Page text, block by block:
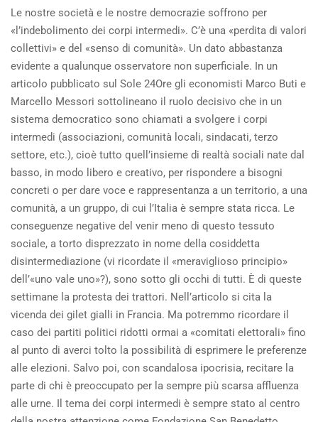
NOSTRO
GRANDE
AMICO
PAOLO
FUMAGALLI
Le nostre società e le nostre democrazie soffrono per
«l’indebolimento dei corpi intermedi». C’è una «perdita di valori
collettivi» e del «senso di comunità». Un dato abbastanza
evidente a qualunque osservatore non superficiale. In un
articolo pubblicato sul Sole 24Ore gli economisti Marco Buti e
Marcello Messori sottolineano il ruolo decisivo che in un
sistema democratico sono chiamati a svolgere i corpi
intermedi (associazioni, comunità locali, sindacati, terzo
settore, etc.), cioè tutto quell’insieme di realtà sociali nate dal
basso, in modo libero e creativo, per rispondere a bisogni
concreti o per dare voce e rappresentanza a un territorio, a una
comunità, a un gruppo, di cui l’Italia è sempre stata ricca. Le
conseguenze negative del venir meno di questo tessuto
sociale, a torto disprezzato in nome della cosiddetta
disintermediazione (vi ricordate il «meraviglioso principio»
dell’«uno vale uno»?), sono sotto gli occhi di tutti. È di queste
settimane la protesta dei trattori. Nell’articolo si cita la
vicenda dei gilet gialli in Francia. Ma potremmo ricordare il
caso dei partiti politici ridotti ormai a «comitati elettorali» fino
al punto di averci tolto la possibilità di esprimere le preferenze
alle elezioni. Salvo poi, con scandalosa ipocrisia, recitare la
parte di chi è preoccupato per la sempre più scarsa affluenza
alle urne. Il tema dei corpi intermedi è sempre stato al centro